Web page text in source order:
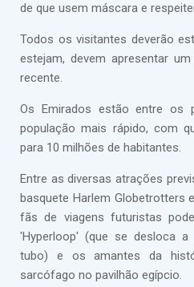
de que usem máscara e
Todos os visitantes deverão
estejam, devem apresentar
recente.
Os Emirados estão entre os
população mais rápido, com
para 10 milhões de habitantes.
Entre as diversas atrações
basquete Harlem Globetrotters
fãs de viagens futuristas
'Hyperloop' (que se desloca a
tubo) e os amantes da
sarcófago no pavilhão egípcio.